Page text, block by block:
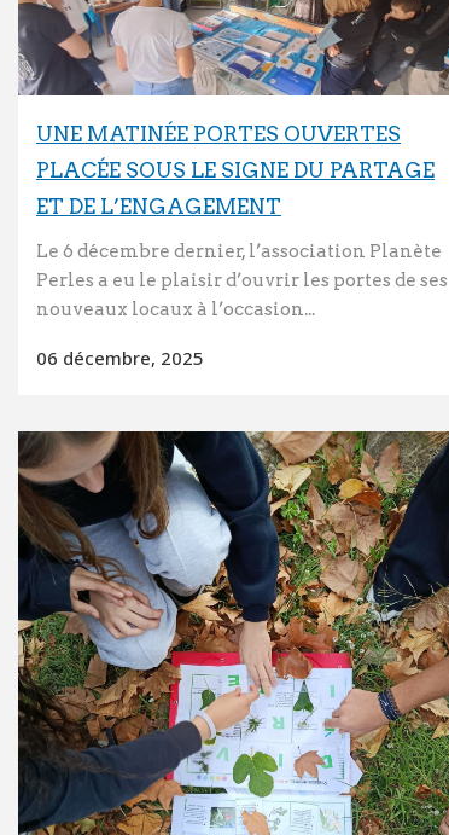
UNE MATINÉE PORTES OUVERTES
PLACÉE SOUS LE SIGNE DU PARTAGE
ET DE L’ENGAGEMENT
Le 6 décembre dernier, l’association Planète
Perles a eu le plaisir d’ouvrir les portes de ses
nouveaux locaux à l’occasion...
06 décembre, 2025